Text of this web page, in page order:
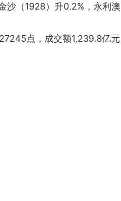
（1928）升0.2%，永利
点，成交额1,239.8亿元